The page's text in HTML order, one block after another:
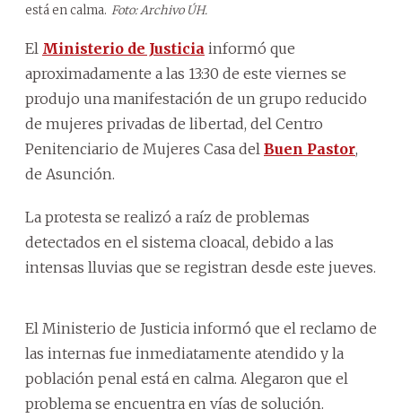
está en calma. Foto: Archivo ÚH.
El Ministerio de Justicia informó que
aproximadamente a las 13:30 de este viernes se
produjo una manifestación de un grupo reducido
de mujeres privadas de libertad, del Centro
Penitenciario de Mujeres Casa del Buen Pastor,
de Asunción.
La protesta se realizó a raíz de problemas
detectados en el sistema cloacal, debido a las
intensas lluvias que se registran desde este jueves.
El Ministerio de Justicia informó que el reclamo de
las internas fue inmediatamente atendido y la
población penal está en calma. Alegaron que el
problema se encuentra en vías de solución.